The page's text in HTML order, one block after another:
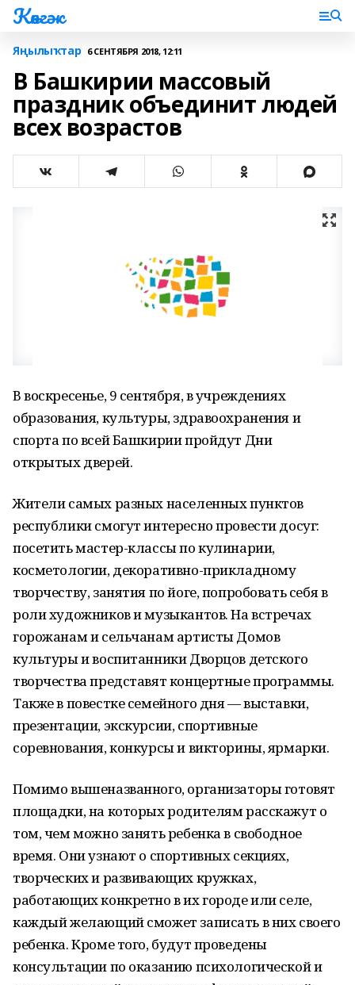
Көнгәк
Яңылыҡтар 6 СЕНТЯБРЯ 2018, 12:11
В Башкирии массовый
праздник объединит людей
всех возрастов
В воскресенье, 9 сентября, в учреждениях
образования, культуры, здравоохранения и
спорта по всей Башкирии пройдут Дни
открытых дверей.
Жители самых разных населенных пунктов
республики смогут интересно провести досуг:
посетить мастер-классы по кулинарии,
косметологии, декоративно-прикладному
творчеству, занятия по йоге, попробовать себя в
роли художников и музыкантов. На встречах
горожанам и сельчанам артисты Домов
культуры и воспитанники Дворцов детского
творчества представят концертные программы.
Также в повестке семейного дня — выставки,
презентации, экскурсии, спортивные
соревнования, конкурсы и викторины, ярмарки.
Помимо вышеназванного, организаторы готовят
площадки, на которых родителям расскажут о
том, чем можно занять ребенка в свободное
время. Они узнают о спортивных секциях,
творческих и развивающих кружках,
работающих конкретно в их городе или селе,
каждый желающий сможет записать в них своего
ребенка. Кроме того, будут проведены
консультации по оказанию психологической и